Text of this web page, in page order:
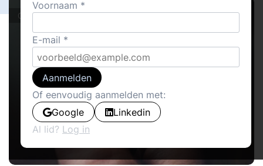
Cover stories
Voornaam
E-mail
Aanmelden
Of eenvoudig aanmelden met:
Google
Linkedin
Al lid? Log in